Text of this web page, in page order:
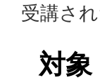
受講さ
対象